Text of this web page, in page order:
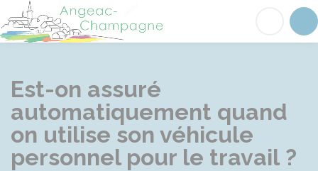
Angeac-Champagne
Est-on assuré
automatiquement quand
on utilise son véhicule
personnel pour le travail ?